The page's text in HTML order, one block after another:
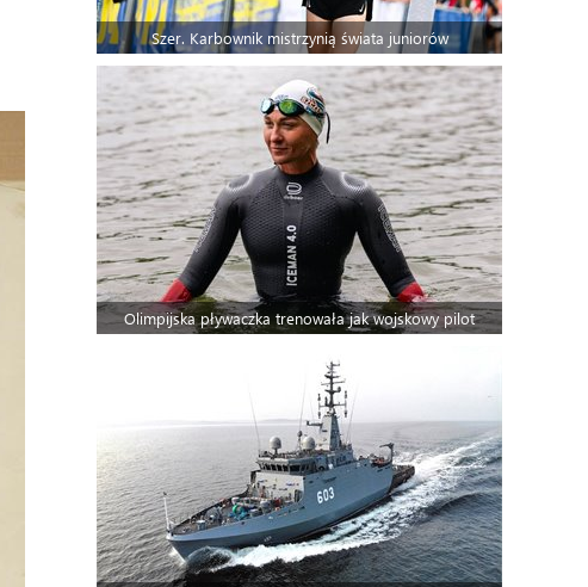
Szer. Karbownik mistrzynią świata juniorów
Olimpijska pływaczka trenowała jak wojskowy pilot